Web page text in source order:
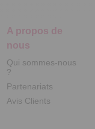
A propos de
nous
Qui sommes-nous
?
Partenariats
Avis Clients